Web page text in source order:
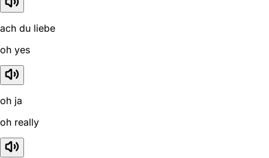
ach du liebe
oh yes
oh ja
oh really